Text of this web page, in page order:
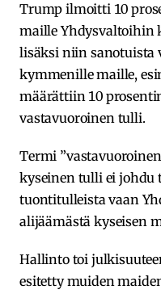
Trump ilmoitti 10
maille Yhdysvaltoihin
lisäksi niin sanotuista
kymmenille maille,
määrättiin 10
vastavuoroinen tulli.
Termi
kyseinen tulli ei johdu
tuontitulleista vaan
alijäämästä kyseisen
Hallinto toi
esitetty muiden